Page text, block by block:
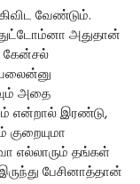
வேண்டும்.
அதுதான்
அதை
என்றால் இரண்டு,
எல்லாரும் தங்கள்
பேசினாத்தான்